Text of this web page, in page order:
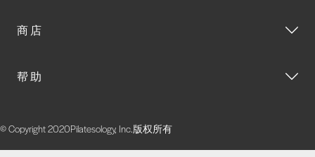
商店
帮助
© Copyright 2020Pilatesology, Inc.版权所有